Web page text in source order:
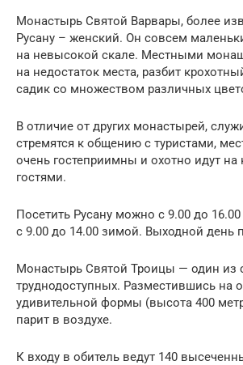
Монастырь Святой Варвары, более
Русану – женский. Он совсем
на невысокой скале. Местными
на недостаток места, разбит
садик со множеством различных
В отличие от других монастырей,
стремятся к общению с туристами,
очень гостеприимны и охотно идут на
гостями.
Посетить Русану можно с 9.00 до
с 9.00 до 14.00 зимой. Выходной день
Монастырь Святой Троицы — один из
труднодоступных. Разместившись на
удивительной формы (высота 400
парит в воздухе.
К входу в обитель ведут 140